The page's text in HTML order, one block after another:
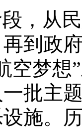
，从
到政
空梦想
批主
施。